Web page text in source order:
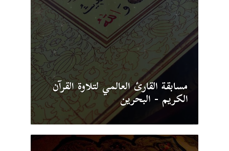
مسابقة القارئ العالمي لتلاوة القرآن
الكريم - البحرين